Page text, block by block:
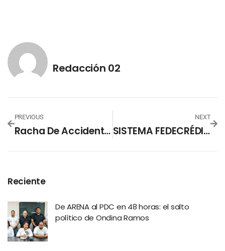
Redacción 02
PREVIOUS
Racha De Accidentes De Tránsito En El Inicio De Vacaciones Agostinas
NEXT
SISTEMA FEDECRÉDITO En El Ranking De Los Mejores Lugares Para Trabajar En América Latina
Reciente
De ARENA al PDC en 48 horas: el salto
político de Ondina Ramos